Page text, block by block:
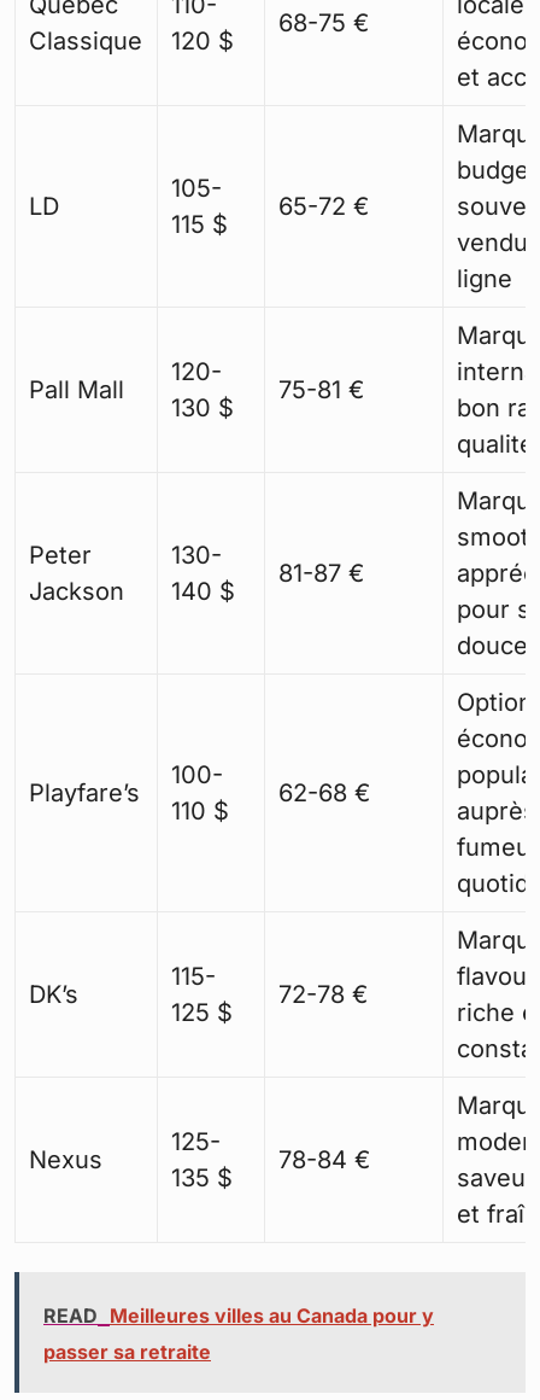
Classique
120 $
68-75 €
et
LD
105-
115 $
65-72 €
ligne
Pall Mall
120-
130 $
75-81 €
bon
Peter
Jackson
130-
140 $
81-87 €
pour
Playfare’s
100-
110 $
62-68 €
Option
DK’s
115-
125 $
72-78 €
riche
Nexus
125-
135 $
78-84 €
et
READ Meilleures villes au Canada pour y
passer sa retraite